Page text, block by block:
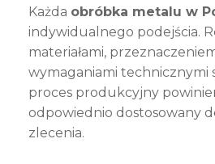
Każda obróbka metalu w
indywidualnego podejścia.
materiałami,
wymaganiami technicznymi
proces produkcyjny
odpowiednio dostosowany
zlecenia.